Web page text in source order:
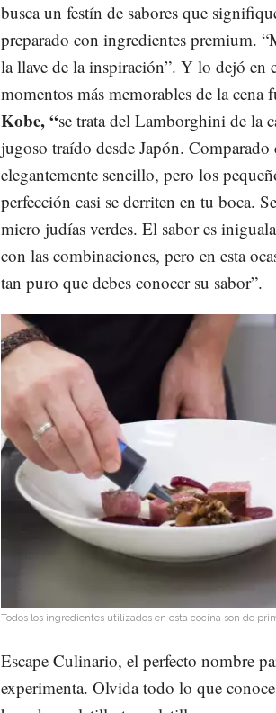
busca un festín de sabores que
preparado con ingredientes premium.
la llave de la inspiración”. Y lo dejó en
momentos más memorables de la cena
Kobe, “se trata del Lamborghini de la
jugoso traído desde Japón.
elegantemente sencillo, pero los
perfección casi se derriten en tu boca.
micro judías verdes. El sabor es
con las combinaciones, pero en esta
tan puro que debes conocer su sabor”.
Todos los ingredientes utilizados en esta cocina son de
Escape Culinario, el perfecto nombre
experimenta. Olvida todo lo que